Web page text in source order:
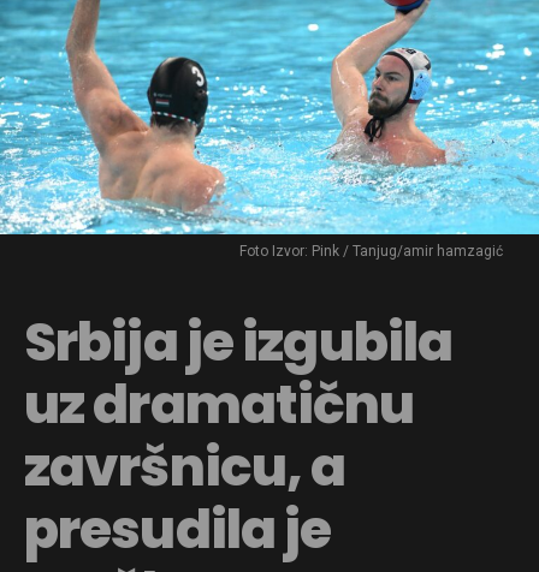
Foto Izvor: Pink / Tanjug/amir hamzagić
Srbija je izgubila
uz dramatičnu
završnicu, a
presudila je